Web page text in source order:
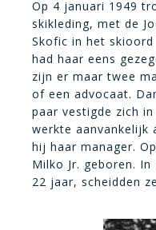
Op 4 januari 1949
skikleding, met de
Skofic in het
had haar eens
zijn er maar twee
of een advocaat.
paar vestigde zich
werkte aanvankelijk
hij haar manager.
Milko Jr. geboren.
22 jaar, scheidden